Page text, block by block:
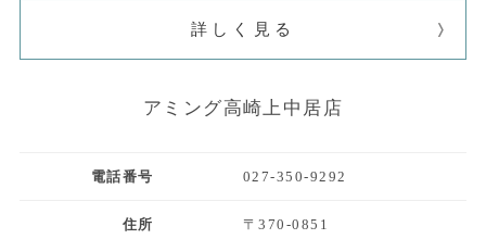
詳しく見る
アミング高崎上中居店
電話番号 027-350-9292
住所
〒370-0851